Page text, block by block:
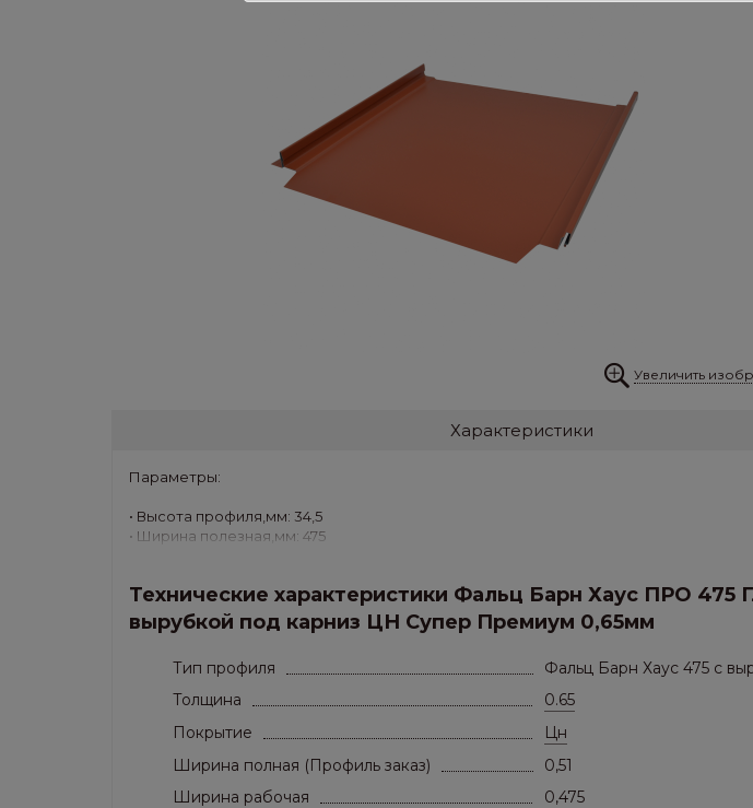
Увеличить
Характеристики
Параметры:
• Высота профиля,мм: 34,5
• Ширина полезная,мм: 475
• Вес,кг/м.кв.: 6.13
• Толщина листа,мм: Super Premium (0,65 мм)
• Покрытие: без покрытия
Технические характеристики Фальц Барн Хаус ПРО 475
вырубкой под карниз ЦН Супер Премиум 0,65мм
Тип профиля
Фальц Барн Хаус 475 с
Толщина
0.65
Покрытие
Цн
Ширина полная (Профиль заказ)
0,51
Ширина рабочая
0,475